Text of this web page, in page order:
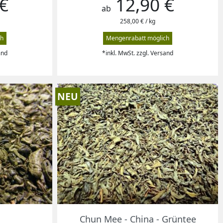
ab
258,00 € / kg
Mengenrabatt möglich
*inkl. MwSt. zzgl. Versand
 Vorschau
Chun Mee - China - Grüntee
NEU